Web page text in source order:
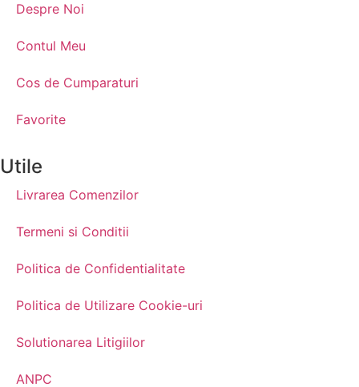
Despre Noi
Contul Meu
Cos de Cumparaturi
Favorite
Utile
Livrarea Comenzilor
Termeni si Conditii
Politica de Confidentialitate
Politica de Utilizare Cookie-uri
Solutionarea Litigiilor
ANPC